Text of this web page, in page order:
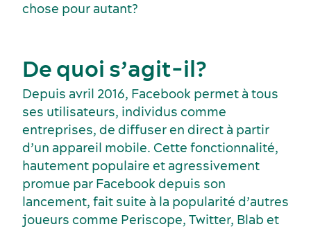
Histoire et culture
Voyage de motivation
chose pour autant?
De quoi s’agit-il?
Depuis avril 2016, Facebook permet à tous
ses utilisateurs, individus comme
entreprises, de diffuser en direct à partir
d’un appareil mobile. Cette fonctionnalité,
hautement populaire et agressivement
promue par Facebook depuis son
lancement, fait suite à la popularité d’autres
joueurs comme Periscope, Twitter, Blab et